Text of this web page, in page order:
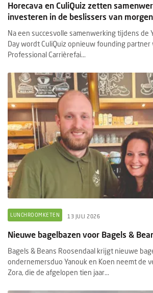
Horecava en CuliQuiz zetten
investeren in de beslissers van morgen
Na een succesvolle samenwerking tijdens de
Day wordt CuliQuiz opnieuw founding partner
Professional Carrièrefai...
LUNCHROOMKETEN 13 JULI 2026
Nieuwe bagelbazen voor Bagels &
Bagels & Beans Roosendaal krijgt nieuwe
ondernemersduo Yanouk en Koen neemt de
Zora, die de afgelopen tien jaar...